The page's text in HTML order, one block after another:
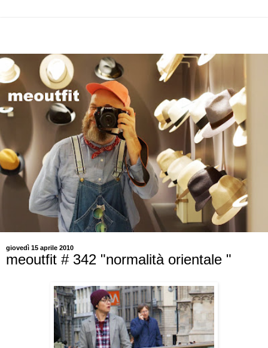
giovedì 15 aprile 2010
meoutfit # 342 "normalità orientale "